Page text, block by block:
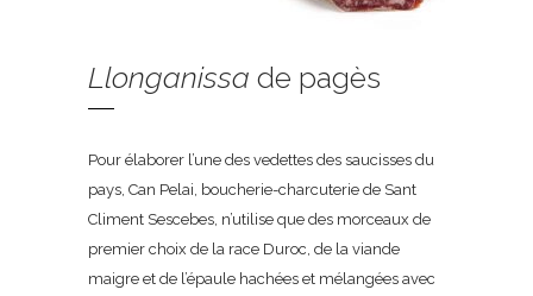
Llonganissa de pagès
Pour élaborer l’une des vedettes des saucisses du
pays, Can Pelai, boucherie-charcuterie de Sant
Climent Sescebes, n’utilise que des morceaux de
premier choix de la race Duroc, de la viande
maigre et de l’épaule hachées et mélangées avec